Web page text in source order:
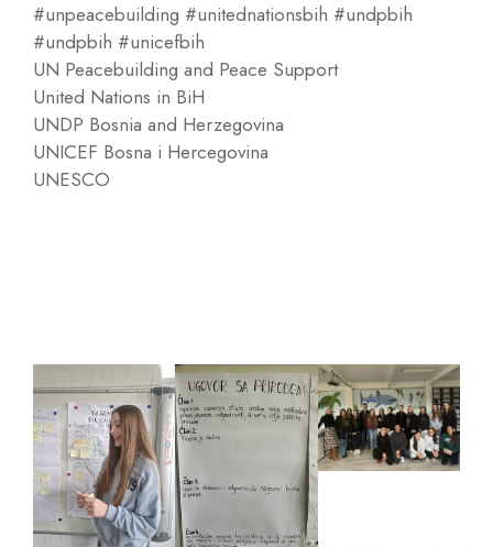
#unpeacebuilding #unitednationsbih #undpbih
#undpbih #unicefbih
UN Peacebuilding and Peace Support
United Nations in BiH
UNDP Bosnia and Herzegovina
UNICEF Bosna i Hercegovina
UNESCO